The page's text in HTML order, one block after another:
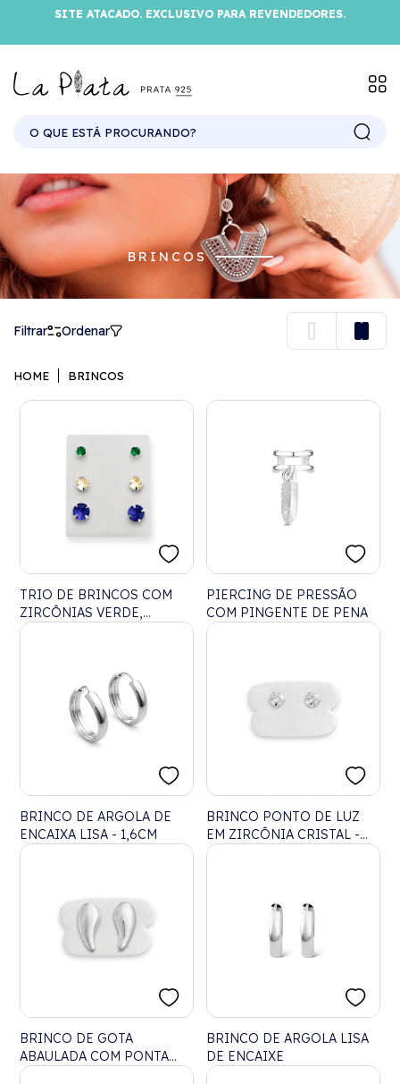
SITE ATACADO. EXCLUSIVO PARA REVENDEDORES.
BRINCOS
Filtrar Ordenar
HOME BRINCOS
TRIO DE BRINCOS COM
ZIRCÔNIAS VERDE,
AMARELO E AZUL
PIERCING DE PRESSÃO
COM PINGENTE DE PENA
BRINCO DE ARGOLA DE
ENCAIXA LISA - 1,6CM
BRINCO PONTO DE LUZ
EM ZIRCÔNIA CRISTAL -
4MM
BRINCO DE GOTA
ABAULADA COM PONTA
CURVADA
BRINCO DE ARGOLA LISA
DE ENCAIXE